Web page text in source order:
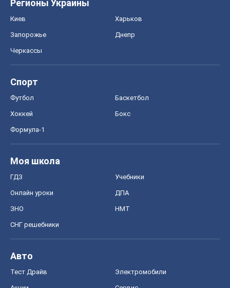
Регионы Украины
Киев Харьков
Запорожье Днепр
Черкассы
Спорт
Футбол Баскетбол
Хоккей Бокс
Формула-1
Моя школа
ГДЗ Учебники
Онлайн уроки ДПА
ЗНО НМТ
СНГ решебники
Авто
Тест Драйв Электромобили